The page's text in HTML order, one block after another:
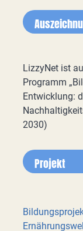
LizzyNet ist
Programm
Entwicklung:
2030)
Projekt